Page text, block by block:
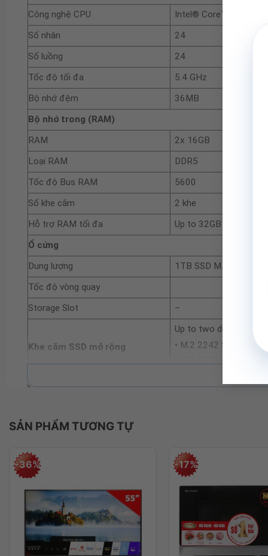
Công nghệ CPU
Intel® Core™ Ultra 9
Số nhân
24
Số luồng
24
Tốc độ tối đa
5.4 GHz
Bộ nhớ đệm
36MB
Bộ nhớ trong (RAM)
RAM
2x 16GB
Loại RAM
DDR5
Tốc độ Bus RAM
5600
Số khe cắm
2 khe
Hỗ trợ RAM tối đa
Up to 32GB DDR5-
Ổ cứng
Dung lượng
1TB SSD M.2 2242
Tốc độ vòng quay
Storage Slot
–
Khe cắm SSD mở rộng
Up to two drives, 2x
• M.2 2242 SSD up to
Ổ đĩa quang (ODD)
Không có
Kích thước màn hình
WQXGA (2560×1600)
Tần số quét
165Hz
Công nghệ màn hình
OLED 500nits
Vision®, G-SYNC®,
Đồ Họa (VGA)
Card màn hình
NVIDIA® GeForce
SẢN PHẨM TƯƠNG TỰ
-36% -17%